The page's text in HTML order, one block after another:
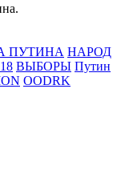
ПУТИНА НАРОД
ВЫБОРЫ Путин
OODRK